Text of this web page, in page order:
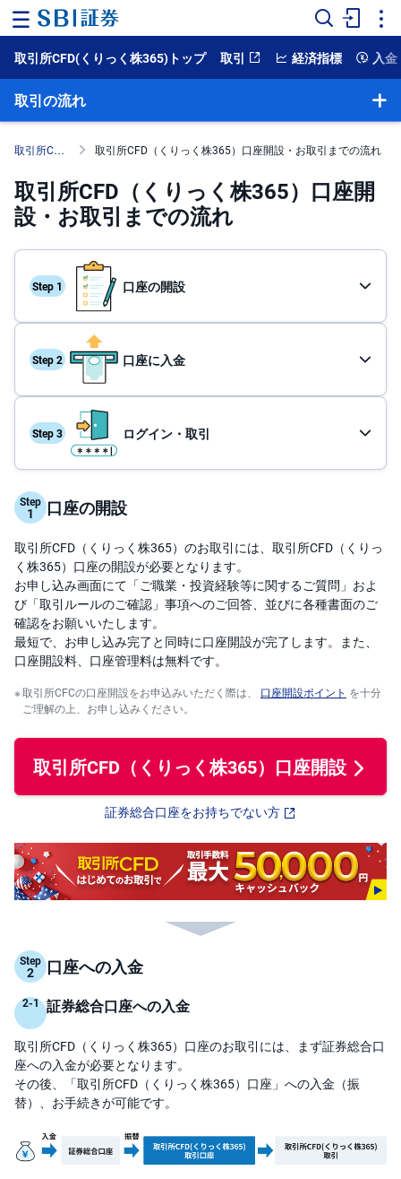
ー
ム
ー
ト
NISA
国
内
株
外
国
株
投
資
託
債
券
FX
お
ま
か
せ
投
資
PICK
UP
S
株
プ
シ
ン
先
物
・
オ
プ
シ
商
品
先
物
金
・
銀
・
プ
ラ
取引所CFD(くりっく株365)トップ 取引 経済指標 入金
取引の流れ
取引の流れ
操作ガイド
取引所CFD（くりっく株365） 取引所CFD（くりっく株365）口座開設・お取引までの流れ
取引所CFD（くりっく株365）口座開
設・お取引までの流れ
口座の開設
口座に入金
ログイン・取引
Step 口座の開設
取引所CFD（くりっく株365）のお取引には、取引所CFD（くりっ
く株365）口座の開設が必要となります。
お申し込み画面にて「ご職業・投資経験等に関するご質問」およ
び「取引ルールのご確認」事項へのご回答、並びに各種書面のご
確認をお願いいたします。
最短で、お申し込み完了と同時に口座開設が完了します。また、
口座開設料、口座管理料は無料です。
取引所CFCの口座開設をお申込みいただく際は、 口座開設ポイント を十分
ご理解の上、お申し込みください。
取引所CFD（くりっく株365） 口座開設
証券総合口座をお持ちでない方
Step 口座への入金
証券総合口座への入金
取引所CFD（くりっく株365）口座のお取引には、まず証券総合口
座への入金が必要となります。
その後、「取引所CFD（くりっく株365）口座」への入金（振
替）、お手続きが可能です。